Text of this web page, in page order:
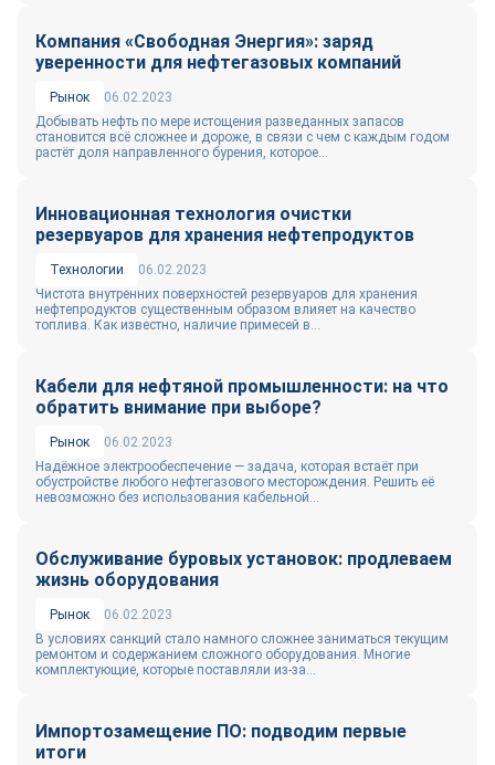
Компания «Свободная Энергия»: заряд
уверенности для нефтегазовых компаний
Рынок
06.02.2023
Добывать нефть по мере истощения разведанных запасов
становится всё сложнее и дороже, в связи с чем с каждым годом
растёт доля направленного бурения, которое...
Инновационная технология очистки
резервуаров для хранения нефтепродуктов
Технологии
06.02.2023
Чистота внутренних поверхностей резервуаров для хранения
нефтепродуктов существенным образом влияет на качество
топлива. Как известно, наличие примесей в...
Кабели для нефтяной промышленности: на что
обратить внимание при выборе?
Рынок
06.02.2023
Надёжное электрообеспечение — задача, которая встаёт при
обустройстве любого нефтегазового месторождения. Решить её
невозможно без использования кабельной...
Обслуживание буровых установок: продлеваем
жизнь оборудования
Рынок
06.02.2023
В условиях санкций стало намного сложнее заниматься текущим
ремонтом и содержанием сложного оборудования. Многие
комплектующие, которые поставляли из-за...
Импортозамещение ПО: подводим первые
итоги